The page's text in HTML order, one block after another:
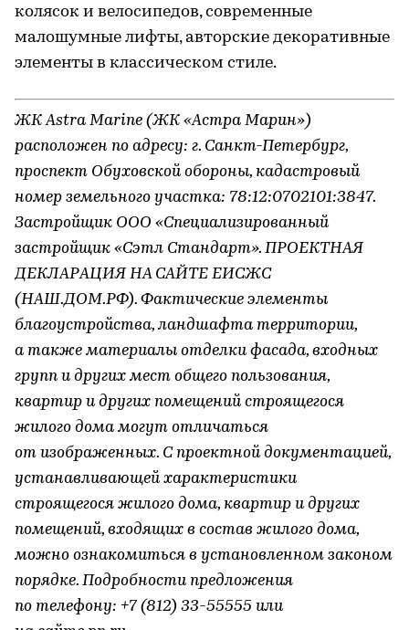
колясок и велосипедов, современные
малошумные лифты, авторские декоративные
элементы в классическом стиле.
ЖК Astra Marine (ЖК «Астра Марин»)
расположен по адресу: г. Санкт-Петербург,
проспект Обуховской обороны, кадастровый
номер земельного участка: 78:12:0702101:3847.
Застройщик ООО «Специализированный
застройщик «Сэтл Стандарт». ПРОЕКТНАЯ
ДЕКЛАРАЦИЯ НА САЙТЕ ЕИСЖС
(НАШ.ДОМ.РФ). Фактические элементы
благоустройства, ландшафта территории,
а также материалы отделки фасада, входных
групп и других мест общего пользования,
квартир и других помещений строящегося
жилого дома могут отличаться
от изображенных. С проектной документацией,
устанавливающей характеристики
строящегося жилого дома, квартир и других
помещений, входящих в состав жилого дома,
можно ознакомиться в установленном законом
порядке. Подробности предложения
по телефону: +7 (812) 33-55555 или